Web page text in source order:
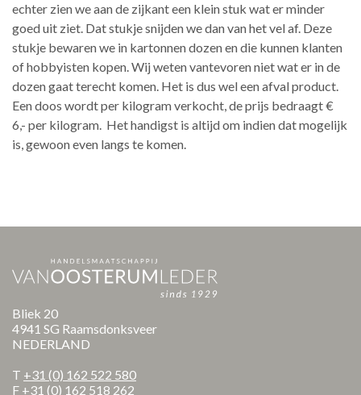
echter zien we aan de zijkant een klein stuk wat er minder
goed uit ziet. Dat stukje snijden we dan van het vel af. Deze
stukje bewaren we in kartonnen dozen en die kunnen klanten
of hobbyisten kopen. Wij weten vantevoren niet wat er in de
dozen gaat terecht komen. Het is dus wel een afval product.
Een doos wordt per kilogram verkocht, de prijs bedraagt €
6,- per kilogram. Het handigst is altijd om indien dat mogelijk
is, gewoon even langs te komen.
Bliek 20
4941 SG Raamsdonksveer
NEDERLAND
T +31 (0) 162 522 580
F +31 (0) 162 518 262